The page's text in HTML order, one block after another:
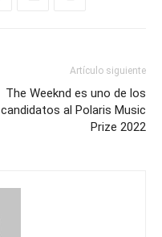
Artículo siguiente
The Weeknd es uno de los
candidatos al Polaris Music
Prize 2022